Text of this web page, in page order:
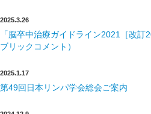
2025.3.26
「脳卒中治療ガイドライン2021［改
ブリックコメント）
2025.1.17
第49回日本リンパ学会総会ご案内